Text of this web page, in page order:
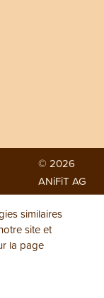
© 2026
ANiFiT AG
similaires
site et
la page